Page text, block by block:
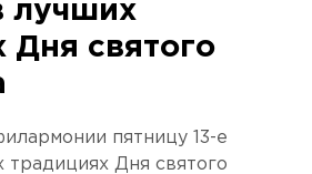
лучших
Дня святого
пятницу 13-е
традициях Дня святого